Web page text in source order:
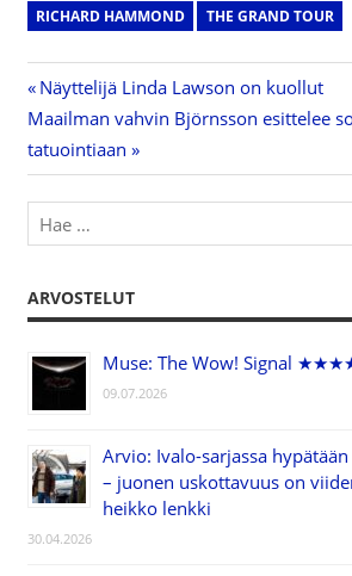
RICHARD HAMMOND
THE GRAND TOUR
Artikkelien
selaus
Previous
Post:
Näyttelijä Linda Lawson on kuollut
Next
Post:
Maailman vahvin Björnsson esittelee
tatuointiaan
ARVOSTELUT
Muse: The Wow! Signal
09.07.2026
Arvio: Ivalo-sarjassa
– juonen uskottavuus on
heikko lenkki
30.04.2026